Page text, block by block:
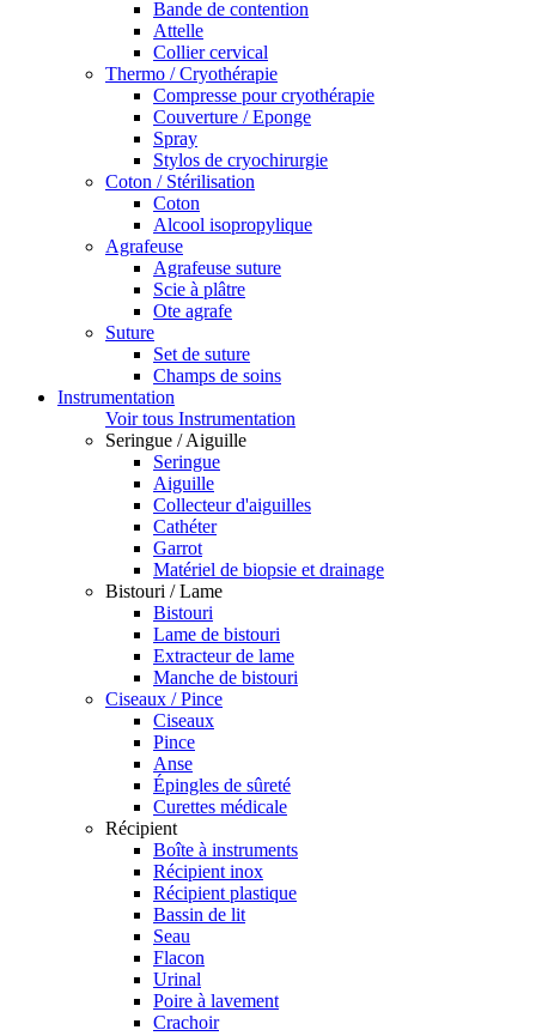
Bande de contention
Attelle
Collier cervical
Thermo / Cryothérapie
Compresse pour cryothérapie
Couverture / Eponge
Spray
Stylos de cryochirurgie
Coton / Stérilisation
Coton
Alcool isopropylique
Agrafeuse
Agrafeuse suture
Scie à plâtre
Ote agrafe
Suture
Set de suture
Champs de soins
Instrumentation
Voir tous Instrumentation
Seringue / Aiguille
Seringue
Aiguille
Collecteur d'aiguilles
Cathéter
Garrot
Matériel de biopsie et drainage
Bistouri / Lame
Bistouri
Lame de bistouri
Extracteur de lame
Manche de bistouri
Ciseaux / Pince
Ciseaux
Pince
Anse
Épingles de sûreté
Curettes médicale
Récipient
Boîte à instruments
Récipient inox
Récipient plastique
Bassin de lit
Seau
Flacon
Urinal
Poire à lavement
Crachoir